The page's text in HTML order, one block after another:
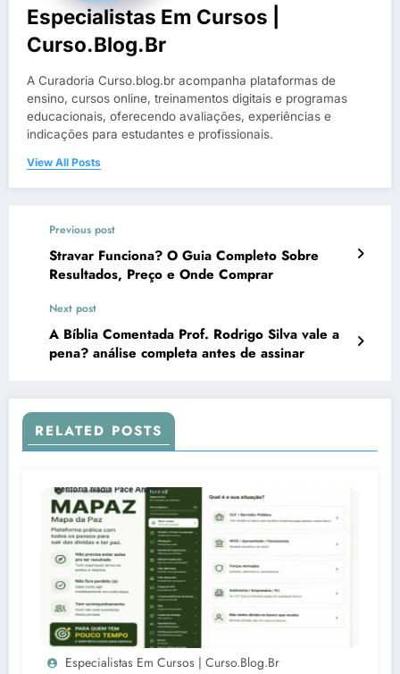
Especialistas Em Cursos |
Curso.blog.br
A Curadoria Curso.blog.br acompanha plataformas de
ensino, cursos online, treinamentos digitais e programas
educacionais, oferecendo avaliações, experiências e
indicações para estudantes e profissionais.
View All Posts
Previous post
Stravar Funciona? O Guia Completo Sobre
Resultados, Preço e Onde Comprar
Next post
A Bíblia Comentada Prof. Rodrigo Silva vale a
pena? análise completa antes de assinar
RELATED POSTS
Especialistas Em Cursos | Curso.blog.br